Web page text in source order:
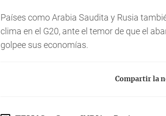
Países como Arabia Saudita y Rusia
clima en el G20, ante el temor de que el
golpee sus economías.
Compartir la